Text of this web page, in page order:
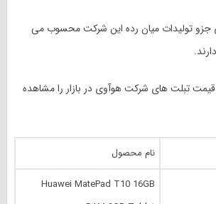
جزو تولیدات میان رده این شرکت محسوب می
تبلت های شرکت هوآوی در بازار را مشاهده
نام محصول
Huawei MatePad T10 16GB